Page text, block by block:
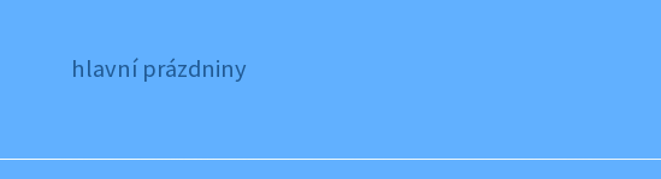
hlavní prázdniny